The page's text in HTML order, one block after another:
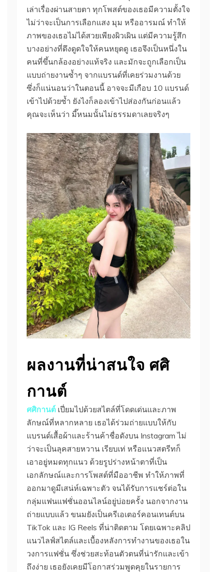
เล่าเรื่องผ่านสายตา ทุกโพสต์ของเธอมีความตั้งใจ
ไม่ว่าจะเป็นการเลือกแสง มุม หรืออารมณ์ ทำให้
ภาพของเธอไม่ได้สวยเพียงผิวเผิน แต่มีความรู้สึก
บางอย่างที่ดึงดูดใจให้คนหยุดดู เธอจึงเป็นหนึ่งใน
คนที่ขึ้นกล้องอย่างแท้จริง และมักจะถูกเลือกเป็น
แบบถ่ายงานซ้ำๆ จากแบรนด์ที่เคยร่วมงานด้วย
ซึ่งก็แน่นอนว่าในตอนนี้ อาจจะมีเกือบ 10 แบรนด์
เข้าไปด้วยซ้ำ ยังไงก็ลองเข้าไปส่องกันก่อนแล้ว
คุณจะเห็นว่า มี๊หนมนั้นไม่ธรรมดาเลยจริงๆ
ผลงานที่น่าสนใจ ศศิ
กานต์
ศศิกานต์ เปี่ยมไปด้วยสไตล์ที่โดดเด่นและภาพ
ลักษณ์ที่หลากหลาย เธอได้ร่วมถ่ายแบบให้กับ
แบรนด์เสื้อผ้าและร้านค้าชื่อดังบน Instagram ไม่
ว่าจะเป็นลุคสายหวาน เรียบเท่ หรือแนวสตรีทก็
เอาอยู่หมดทุกแนว ด้วยรูปร่างหน้าตาที่เป็น
เอกลักษณ์และการโพสต์ที่มืออาชีพ ทำให้ภาพที่
ออกมาดูมีเสน่ห์เฉพาะตัว จนได้รับการแชร์ต่อใน
กลุ่มแฟนแฟชั่นออนไลน์อยู่บ่อยครั้ง นอกจากงาน
ถ่ายแบบแล้ว ขนมยังเป็นครีเอเตอร์คอนเทนต์บน
TikTok และ IG Reels ที่น่าติดตาม โดยเฉพาะคลิป
แนวไลฟ์สไตล์และเบื้องหลังการทำงานของเธอใน
วงการแฟชั่น ซึ่งช่วยสะท้อนตัวตนที่น่ารักและเข้า
ถึงง่าย เธอยังเคยมีโอกาสร่วมพูดคุยในรายการ